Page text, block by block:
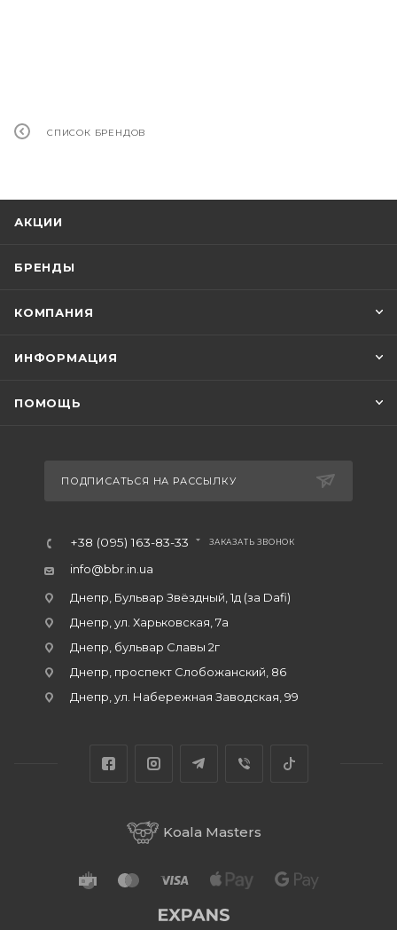
СПИСОК БРЕНДОВ
АКЦИИ
БРЕНДЫ
КОМПАНИЯ
ИНФОРМАЦИЯ
ПОМОЩЬ
ПОДПИСАТЬСЯ НА РАССЫЛКУ
+38 (095) 163-83-33 ЗАКАЗАТЬ ЗВОНОК
info@bbr.in.ua
Днепр, Бульвар Звёздный, 1д (за Dafi)
Днепр, ул. Харьковская, 7а
Днепр, бульвар Славы 2г
Днепр, проспект Слобожанский, 86
Днепр, ул. Набережная Заводская, 99
Koala Masters